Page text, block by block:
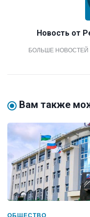
Новость от
БОЛЬШЕ НОВОСТЕЙ
Вам также
ОБЩЕСТВО